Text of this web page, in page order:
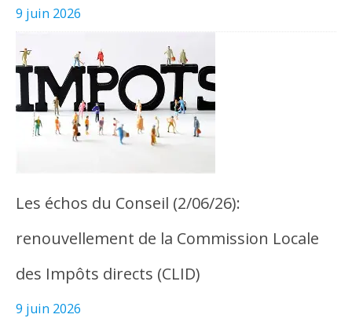
9 juin 2026
Les échos du Conseil (2/06/26):
renouvellement de la Commission Locale
des Impôts directs (CLID)
9 juin 2026